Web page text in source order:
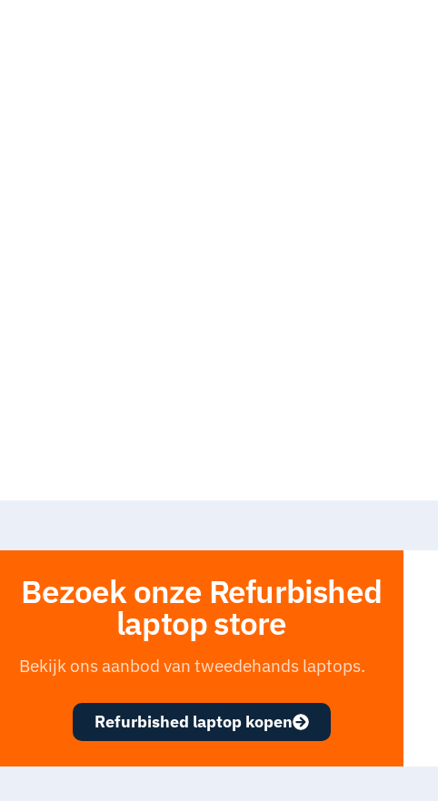
Bezoek onze Refurbished
laptop store
Bekijk ons aanbod van tweedehands laptops.
Refurbished laptop kopen